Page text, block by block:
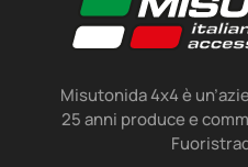
Misutonida 4x4 è
25 anni produce e